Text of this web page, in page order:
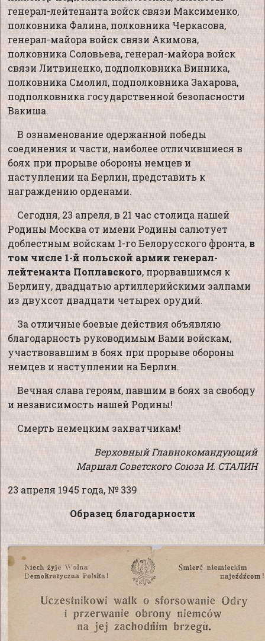
генерал-лейтенанта войск связи Максименко,
полковника Фалина, полковника Черкасова,
генерал-майора войск связи Акимова,
полковника Соловьева, генерал-майора войск
связи Литвиненко, подполковника Винника,
полковника Смолил, подполковника Захарова,
подполковника государственной безопасности
Вакиша.
В ознаменование одержанной победы
соединения и части, наиболее отличившиеся в
боях при прорыве обороны немцев и
наступлении на Берлин, представить к
награждению орденами.
Сегодня, 23 апреля, в 21 час столица нашей
Родины Москва от имени Родины салютует
доблестным войскам 1-го Белорусского фронта,в
том числе 1-й польской армии генерал-
лейтенанта Поплавского, прорвавшимся к
Берлину, двадцатью артиллерийскими залпами
из двухсот двадцати четырех орудий.
За отличные боевые действия объявляю
благодарность руководимым Вами войскам,
участвовавшим в боях при прорыве обороны
немцев и наступлении на Берлин.
Вечная слава героям, павшим в боях за свободу
и независимость нашей Родины!
Смерть немецким захватчикам!
Верховный Главнокомандующий
Маршал Советского Союза И. СТАЛИН
23 апреля 1945 года, № 339
Образец благодарности